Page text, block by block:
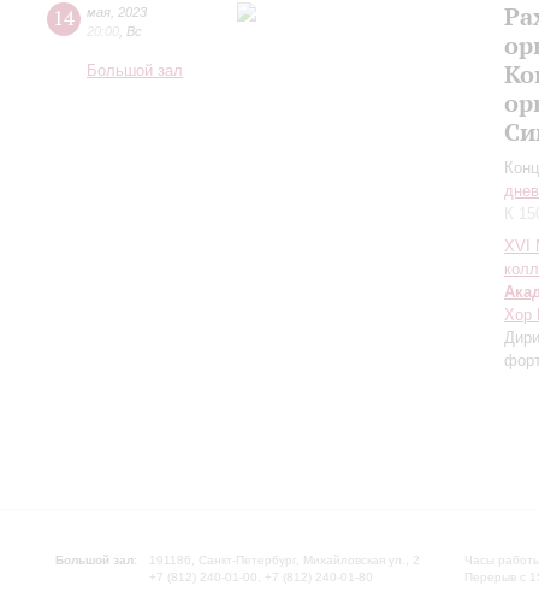
14 мая 2023
20:00 Вс
Большой зал
К
XVI
Хор
Большой зал:
191186, Санкт-Петербург, Михайловская ул., 2
+7 (812) 240-01-00, +7 (812) 240-01-80
Часы
Перерыв с